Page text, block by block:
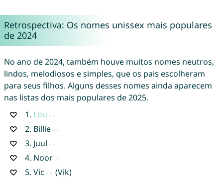
Retrospectiva: Os nomes unissex mais populares
de 2024
No ano de 2024, também houve muitos nomes neutros,
lindos, melodiosos e simples, que os pais escolheram
para seus filhos. Alguns desses nomes ainda aparecem
nas listas dos mais populares de 2025.
1. Lou
2. Billie
3. Juul
4. Noor
5. Vic
(Vik)